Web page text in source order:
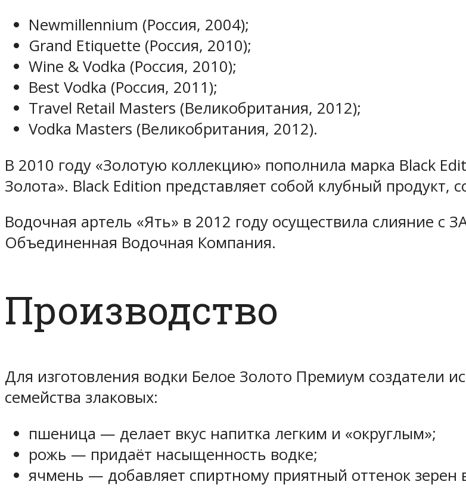
Newmillennium (Россия, 2004);
Grand Etiquette (Россия, 2010);
Wine & Vodka (Россия, 2010);
Best Vodka (Россия, 2011);
Travel Retail Masters (Великобритания, 2012);
Vodka Masters (Великобритания, 2012).
В 2010 году «Золотую коллекцию» пополнила марка Black
Золота». Black Edition представляет собой клубный продукт,
Водочная артель «Ять» в 2012 году осуществила слияние с
Объединенная Водочная Компания.
Производство
Для изготовления водки Белое Золото Премиум создатели
семейства злаковых:
пшеница — делает вкус напитка легким и «округлым»;
рожь — придаёт насыщенность водке;
ячмень — добавляет спиртному приятный оттенок зерен